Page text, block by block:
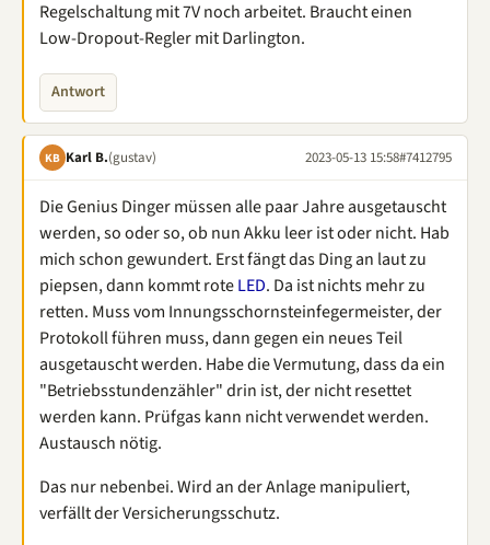
Regelschaltung mit 7V noch arbeitet. Braucht einen
Low-Dropout-Regler mit Darlington.
Antwort
KB Karl B.(gustav) 2023-05-13 15:58#7412795
Die Genius Dinger müssen alle paar Jahre ausgetauscht
werden, so oder so, ob nun Akku leer ist oder nicht. Hab
mich schon gewundert. Erst fängt das Ding an laut zu
piepsen, dann kommt roteLED. Da ist nichts mehr zu
retten. Muss vom Innungsschornsteinfegermeister, der
Protokoll führen muss, dann gegen ein neues Teil
ausgetauscht werden. Habe die Vermutung, dass da ein
"Betriebsstundenzähler" drin ist, der nicht resettet
werden kann. Prüfgas kann nicht verwendet werden.
Austausch nötig.
Das nur nebenbei. Wird an der Anlage manipuliert,
verfällt der Versicherungsschutz.